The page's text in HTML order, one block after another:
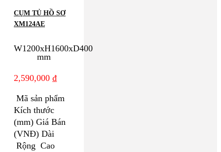
CỤM TỦ HỒ SƠ
XM124AE
W1200xH1600xD400
mm
2,590,000 ₫
Mã sản phẩm
Kích thước
(mm) Giá Bán
(VNĐ) Dài
Rộng Cao